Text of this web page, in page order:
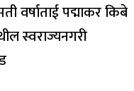
वर्षाताई पद्माकर किबे
स्वराज्यनगरी